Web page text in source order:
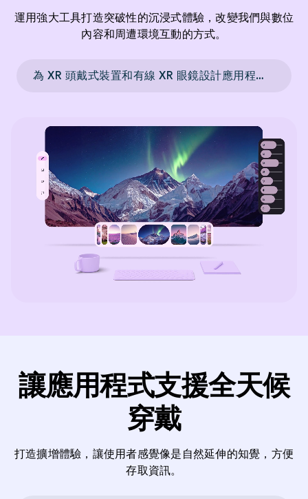
運用強大工具打造突破性的沉浸式體驗，改變我們與數位
內容和周遭環境互動的方式。
為 XR 頭戴式裝置和有線 XR 眼鏡設計應用程式 →
讓應用程式支援全天候
穿戴
打造擴增體驗，讓使用者感覺像是自然延伸的知覺，方便
存取資訊。